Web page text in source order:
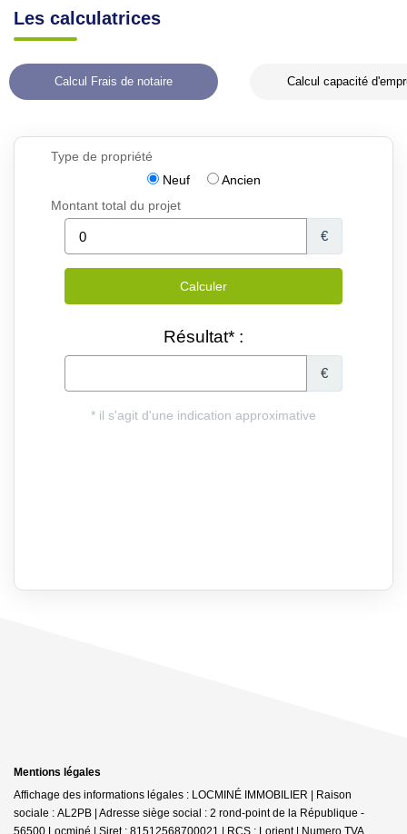
Les calculatrices
Calcul Frais de notaire Calcul capacité
Mentions légales
Affichage des informations légales : LOCMINÉ IMMOBILIER | Raison
sociale : AL2PB | Adresse siège social : 2 rond-point de la République -
56500 Locminé | Siret : 81512568700021 | RCS : Lorient | Numero TVA